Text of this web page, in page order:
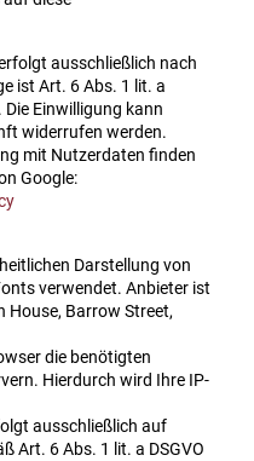
ausschließlich nach
ist Art. 6 Abs. 1 lit. a
Die Einwilligung kann
widerrufen werden.
mit Nutzerdaten finden
Google:
Darstellung von
verwendet. Anbieter ist
House, Barrow Street,
die benötigten
Hierdurch wird Ihre IP-
ausschließlich auf
Art. 6 Abs. 1 lit. a DSGVO